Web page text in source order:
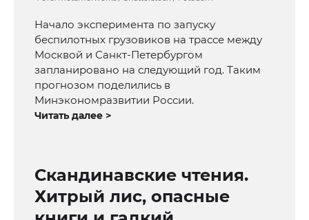
Начало эксперимента по запуску
беспилотных грузовиков на трассе между
Москвой и Санкт-Петербургом
запланировано на следующий год. Таким
прогнозом поделились в
Минэкономразвитии России.
Читать далее >
Скандинавские чтения.
Хитрый лис, опасные